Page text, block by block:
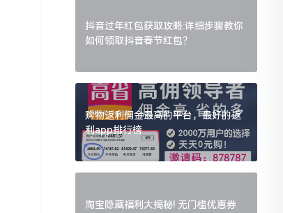
抖音过年红包获取攻略:详细步骤教你
如何领取抖音春节红包？
购物返利佣金最高的平台，最好的返
利app排行榜
淘宝隐藏福利大揭秘! 无门槛优惠券